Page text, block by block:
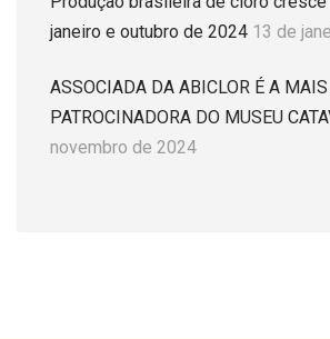
janeiro e outubro de 2024 13 de
ASSOCIADA DA ABICLOR É A
PATROCINADORA DO MUSEU
novembro de 2024